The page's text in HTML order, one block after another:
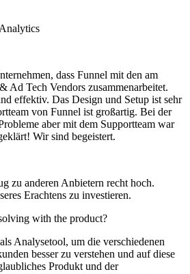
dass Funnel mit den am
Ad Tech Vendors zusammenarbeitet.
effektiv. Das Design und Setup ist sehr
von Funnel ist großartig. Bei der
aber mit dem Supportteam war
Wir sind begeistert.
zu anderen Anbietern recht hoch.
Erachtens zu investieren.
with the product?
Analysetool, um die verschiedenen
besser zu verstehen und auf diese
Produkt und der